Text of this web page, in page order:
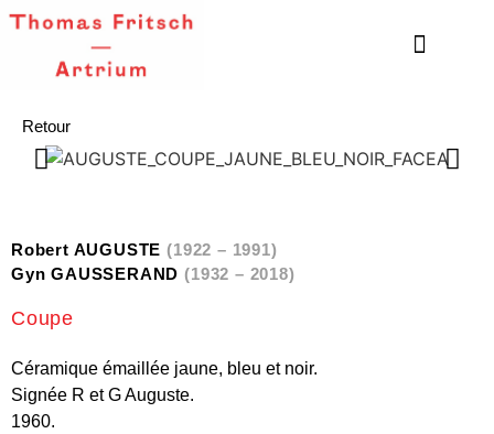
Retour
Robert AUGUSTE (1922 – 1991)
Gyn GAUSSERAND (1932 – 2018)
Coupe
Céramique émaillée jaune, bleu et noir.
Signée R et G Auguste.
1960.